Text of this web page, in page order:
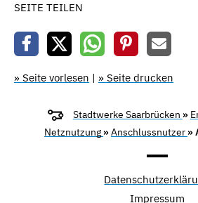
SEITE TEILEN
» Seite vorlesen | » Seite drucken
Stadtwerke Saarbrücken »
Netznutzung »Anschlussnutzer »
Impressum